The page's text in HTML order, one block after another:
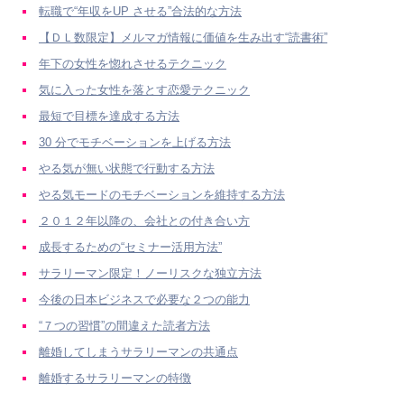
転職で“年収をUP させる”合法的な方法
【ＤＬ数限定】メルマガ情報に価値を生み出す“読書術”
年下の女性を惚れさせるテクニック
気に入った女性を落とす恋愛テクニック
最短で目標を達成する方法
30 分でモチベーションを上げる方法
やる気が無い状態で行動する方法
やる気モードのモチベーションを維持する方法
２０１２年以降の、会社との付き合い方
成長するための“セミナー活用方法”
サラリーマン限定！ノーリスクな独立方法
今後の日本ビジネスで必要な２つの能力
“７つの習慣”の間違えた読者方法
離婚してしまうサラリーマンの共通点
離婚するサラリーマンの特徴